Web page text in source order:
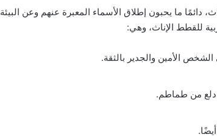
ما يحبون إطلاق الأسماء المعبرة عنهم وعن البيئة
للقطط الإناث، وهي:
الأمين والجدير بالثقة.
من طماطم.